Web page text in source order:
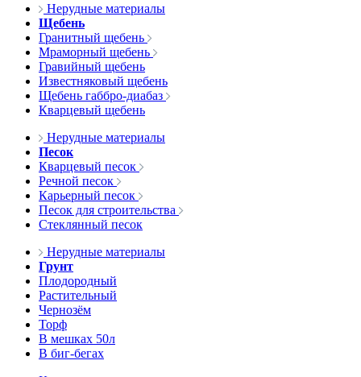
Нерудные материалы
Щебень
Гранитный щебень
Мраморный щебень
Гравийный щебень
Известняковый щебень
Щебень габбро-диабаз
Кварцевый щебень
Нерудные материалы
Песок
Кварцевый песок
Речной песок
Карьерный песок
Песок для строительства
Стеклянный песок
Нерудные материалы
Грунт
Плодородный
Растительный
Чернозём
Торф
В мешках 50л
В биг-бегах